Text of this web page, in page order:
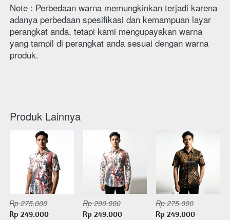
Note : Perbedaan warna memungkinkan terjadi karena
adanya perbedaan spesifikasi dan kemampuan layar
perangkat anda, tetapi kami mengupayakan warna
yang tampil di perangkat anda sesuai dengan warna
produk.
Produk Lainnya
Rp 275.000
Rp 249.000
Rp 290.000
Rp 249.000
Rp 275.000
Rp 249.000